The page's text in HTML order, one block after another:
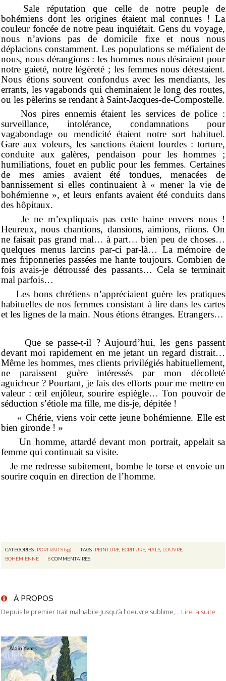
Sale réputation que celle de notre peuple de
bohémiens dont les origines étaient mal connues ! La
couleur foncée de notre peau inquiétait. Gens du voyage,
nous n’avions pas de domicile fixe et nous nous
déplacions constamment. Les populations se méfiaient de
nous, nous dérangions : les hommes nous désiraient pour
notre gaieté, notre légèreté ; les femmes nous détestaient.
Nous étions souvent confondus avec les mendiants, les
errants, les vagabonds qui cheminaient le long des routes,
ou les pèlerins se rendant à Saint-Jacques-de-Compostelle.
Nos pires ennemis étaient les services de police :
surveillance, intolérance, condamnations pour
vagabondage ou mendicité étaient notre sort habituel.
Gare aux voleurs, les sanctions étaient lourdes : torture,
conduite aux galères, pendaison pour les hommes ;
humiliations, fouet en public pour les femmes. Certaines
de mes amies avaient été tondues, menacées de
bannissement si elles continuaient à « mener la vie de
bohémienne », et leurs enfants avaient été conduits dans
des hôpitaux.
Je ne m’expliquais pas cette haine envers nous !
Heureux, nous chantions, dansions, aimions, riions. On
ne faisait pas grand mal… à part… bien peu de choses…
quelques menus larcins par-ci par-là… La mémoire de
mes friponneries passées me hante toujours. Combien de
fois avais-je détroussé des passants… Cela se terminait
mal parfois…
Les bons chrétiens n’appréciaient guère les pratiques
habituelles de nos femmes consistant à lire dans les cartes
et les lignes de la main. Nous étions étranges. Etrangers…
Que se passe-t-il ? Aujourd’hui, les gens passent
devant moi rapidement en me jetant un regard distrait…
Même les hommes, mes clients privilégiés habituellement,
ne paraissent guère intéressés par mon décolleté
aguicheur ? Pourtant, je fais des efforts pour me mettre en
valeur : œil enjôleur, sourire espiègle… Ton pouvoir de
séduction s’étiole ma fille, me dis-je, dépitée !
« Chérie, viens voir cette jeune bohémienne. Elle est
bien gironde ! »
Un homme, attardé devant mon portrait, appelait sa
femme qui continuait sa visite.
Je me redresse subitement, bombe le torse et envoie un
sourire coquin en direction de l’homme.
CATÉGORIES : PORTRAITS (39) TAGS : PEINTURE ÉCRITURE HALS LOUVRE
BOHÉMIENNE
6 COMMENTAIRES
À PROPOS
Depuis le premier trait malhabile Jusqu'à l'oeuvre sublime,... Lire la suite